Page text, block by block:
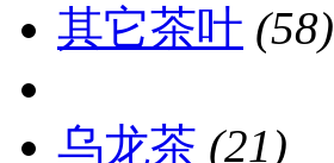
其它茶叶 (58)
乌龙茶 (21)